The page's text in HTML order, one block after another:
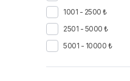
1001 - 2500 ₺
2501 - 5000 ₺
5001 - 10000 ₺